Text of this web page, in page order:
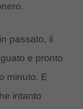
passato, il
e pronto
minuto. E
intanto